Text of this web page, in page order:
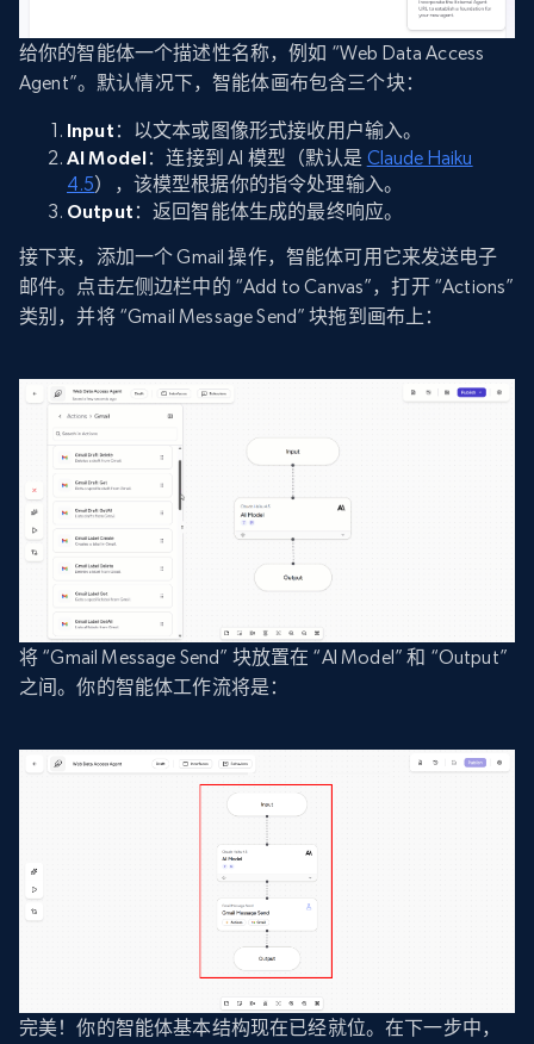
给你的智能体一个描述性名称，例如 “Web Data Access
Agent”。默认情况下，智能体画布包含三个块：
Input ：以文本或图像形式接收用户输入。
AI Model：连接到 AI 模型（默认是 Claude Haiku
4.5），该模型根据你的指令处理输入。
Output ：返回智能体生成的最终响应。
接下来，添加一个 Gmail 操作，智能体可用它来发送电子
邮件。点击左侧边栏中的 “Add to Canvas”，打开 “Actions”
类别，并将 “Gmail Message Send” 块拖到画布上：
将 “Gmail Message Send” 块放置在 “AI Model” 和 “Output”
之间。你的智能体工作流将是：
完美！你的智能体基本结构现在已经就位。在下一步中，